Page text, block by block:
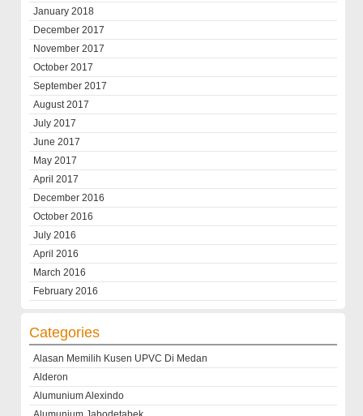
January 2018
December 2017
November 2017
October 2017
September 2017
August 2017
July 2017
June 2017
May 2017
April 2017
December 2016
October 2016
July 2016
April 2016
March 2016
February 2016
Categories
Alasan Memilih Kusen UPVC Di Medan
Alderon
Alumunium Alexindo